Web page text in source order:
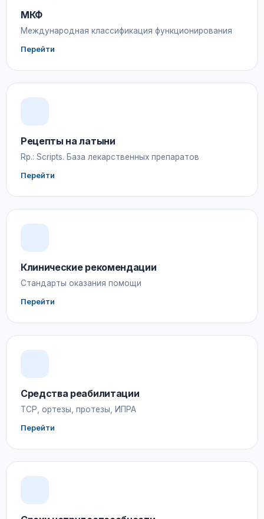
МКФ
Международная классификация функционирования
Перейти
Рецепты на латыни
Rp.: Scripts. База лекарственных препаратов
Перейти
Клинические рекомендации
Стандарты оказания помощи
Перейти
Средства реабилитации
ТСР, ортезы, протезы, ИПРА
Перейти